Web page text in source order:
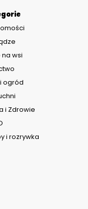
na wsi
ogród
i Zdrowie
i rozrywka